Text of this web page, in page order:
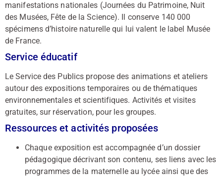
manifestations nationales (Journées du Patrimoine, Nuit
des Musées, Fête de la Science). Il conserve 140 000
spécimens d’histoire naturelle qui lui valent le label Musée
de France.
Service éducatif
Le Service des Publics propose des animations et ateliers
autour des expositions temporaires ou de thématiques
environnementales et scientifiques. Activités et visites
gratuites, sur réservation, pour les groupes.
Ressources et activités proposées
Chaque exposition est accompagnée d’un dossier
pédagogique décrivant son contenu, ses liens avec les
programmes de la maternelle au lycée ainsi que des